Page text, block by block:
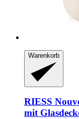
Warenkorb
RIESS
mit